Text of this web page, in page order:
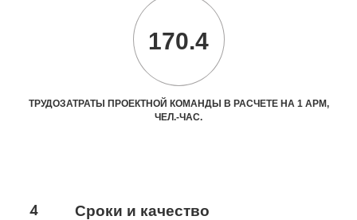
170.4
ТРУДОЗАТРАТЫ ПРОЕКТНОЙ КОМАНДЫ В РАСЧЕТЕ НА 1 АРМ,
ЧЕЛ.-ЧАС.
4 Сроки и качество